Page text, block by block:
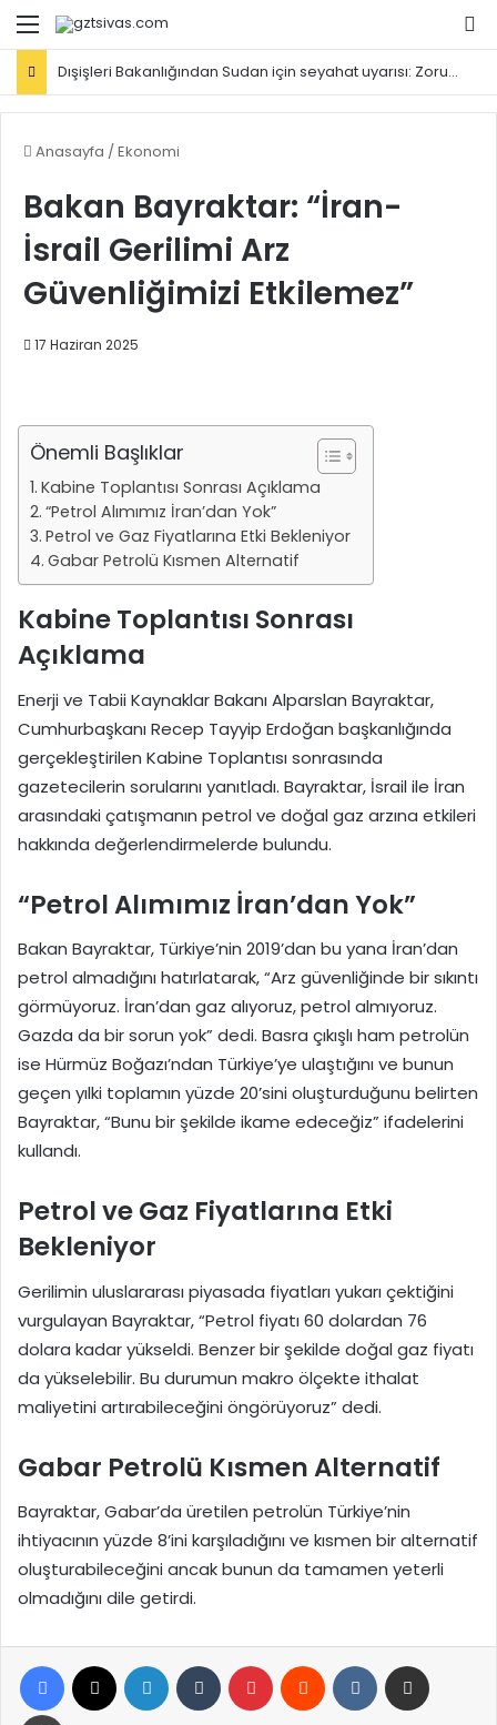
Menü
Dışişleri Bakanlığından Sudan için seyahat uyarısı: Zorunlu değilse gitmeyin
Anasayfa /Ekonomi
Bakan Bayraktar: “İran-
İsrail Gerilimi Arz
Güvenliğimizi Etkilemez”
17 Haziran 2025
Önemli Başlıklar
Kabine Toplantısı Sonrası Açıklama
“Petrol Alımımız İran’dan Yok”
Petrol ve Gaz Fiyatlarına Etki Bekleniyor
Gabar Petrolü Kısmen Alternatif
Kabine Toplantısı Sonrası
Açıklama
Enerji ve Tabii Kaynaklar Bakanı Alparslan Bayraktar,
Cumhurbaşkanı Recep Tayyip Erdoğan başkanlığında
gerçekleştirilen Kabine Toplantısı sonrasında
gazetecilerin sorularını yanıtladı. Bayraktar, İsrail ile İran
arasındaki çatışmanın petrol ve doğal gaz arzına etkileri
hakkında değerlendirmelerde bulundu.
“Petrol Alımımız İran’dan Yok”
Bakan Bayraktar, Türkiye’nin 2019’dan bu yana İran’dan
petrol almadığını hatırlatarak, “Arz güvenliğinde bir sıkıntı
görmüyoruz. İran’dan gaz alıyoruz, petrol almıyoruz.
Gazda da bir sorun yok” dedi. Basra çıkışlı ham petrolün
ise Hürmüz Boğazı’ndan Türkiye’ye ulaştığını ve bunun
geçen yılki toplamın yüzde 20’sini oluşturduğunu belirten
Bayraktar, “Bunu bir şekilde ikame edeceğiz” ifadelerini
kullandı.
Petrol ve Gaz Fiyatlarına Etki
Bekleniyor
Gerilimin uluslararası piyasada fiyatları yukarı çektiğini
vurgulayan Bayraktar, “Petrol fiyatı 60 dolardan 76
dolara kadar yükseldi. Benzer bir şekilde doğal gaz fiyatı
da yükselebilir. Bu durumun makro ölçekte ithalat
maliyetini artırabileceğini öngörüyoruz” dedi.
Gabar Petrolü Kısmen Alternatif
Bayraktar, Gabar’da üretilen petrolün Türkiye’nin
ihtiyacının yüzde 8’ini karşıladığını ve kısmen bir alternatif
oluşturabileceğini ancak bunun da tamamen yeterli
olmadığını dile getirdi.
Facebook LinkedIn Tumblr Pinterest Reddit VKontakte
Yazdır